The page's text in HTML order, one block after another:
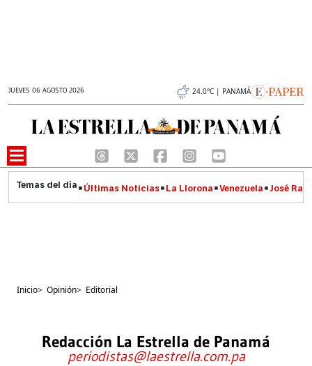
JUEVES 06 AGOSTO 2026 24.0°C | PANAMÁ
Últimas Noticias La Llorona Venezuela José
Inicio> Opinión> Editorial
Redacción La Estrella de Panamá
periodistas@laestrella.com.pa